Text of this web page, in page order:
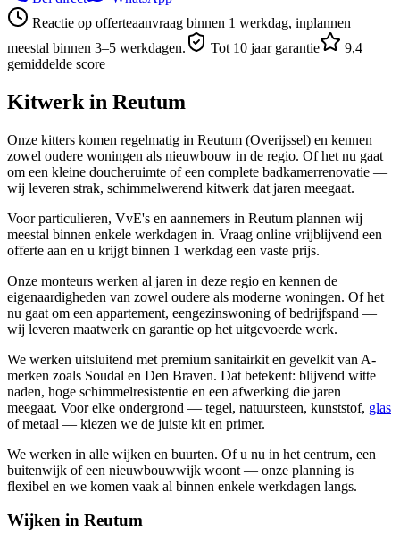
Reactie op offerteaanvraag binnen 1 werkdag, inplannen
meestal binnen 3–5 werkdagen.
Tot 10 jaar garantie
9,4
gemiddelde score
Kitwerk in Reutum
Onze kitters komen regelmatig in Reutum (Overijssel) en kennen
zowel oudere woningen als nieuwbouw in de regio. Of het nu gaat
om een kleine doucheruimte of een complete badkamerrenovatie —
wij leveren strak, schimmelwerend kitwerk dat jaren meegaat.
Voor particulieren, VvE's en aannemers in Reutum plannen wij
meestal binnen enkele werkdagen in. Vraag online vrijblijvend een
offerte aan en u krijgt binnen 1 werkdag een vaste prijs.
Onze monteurs werken al jaren in deze regio en kennen de
eigenaardigheden van zowel oudere als moderne woningen. Of het
nu gaat om een appartement, eengezinswoning of bedrijfspand —
wij leveren maatwerk en garantie op het uitgevoerde werk.
We werken uitsluitend met premium sanitairkit en gevelkit van A-
merken zoals Soudal en Den Braven. Dat betekent: blijvend witte
naden, hoge schimmelresistentie en een afwerking die jaren
meegaat. Voor elke ondergrond — tegel, natuursteen, kunststof, glas
of metaal — kiezen we de juiste kit en primer.
We werken in alle wijken en buurten. Of u nu in het centrum, een
buitenwijk of een nieuwbouwwijk woont — onze planning is
flexibel en we komen vaak al binnen enkele werkdagen langs.
Wijken in Reutum